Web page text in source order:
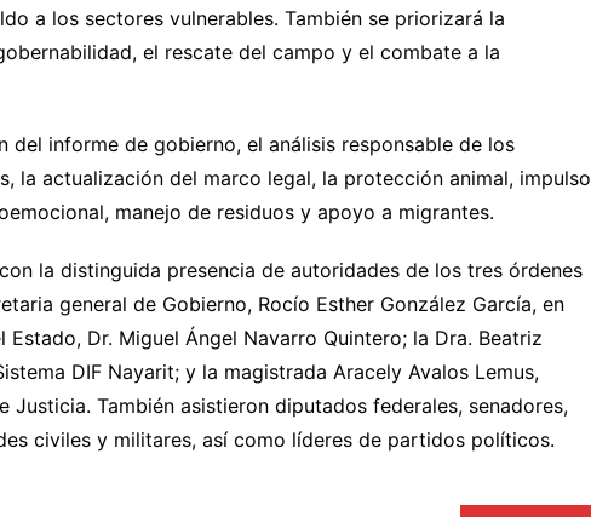
a los sectores vulnerables. También se priorizará la
el rescate del campo y el combate a la
del informe de gobierno, el análisis responsable de los
la actualización del marco legal, la protección animal, impulso
manejo de residuos y apoyo a migrantes.
la distinguida presencia de autoridades de los tres órdenes
general de Gobierno, Rocío Esther González García, en
Dr. Miguel Ángel Navarro Quintero; la Dra. Beatriz
DIF Nayarit; y la magistrada Aracely Avalos Lemus,
Justicia. También asistieron diputados federales, senadores,
civiles y militares, así como líderes de partidos políticos.